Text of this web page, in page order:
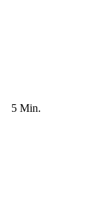
5 Min.